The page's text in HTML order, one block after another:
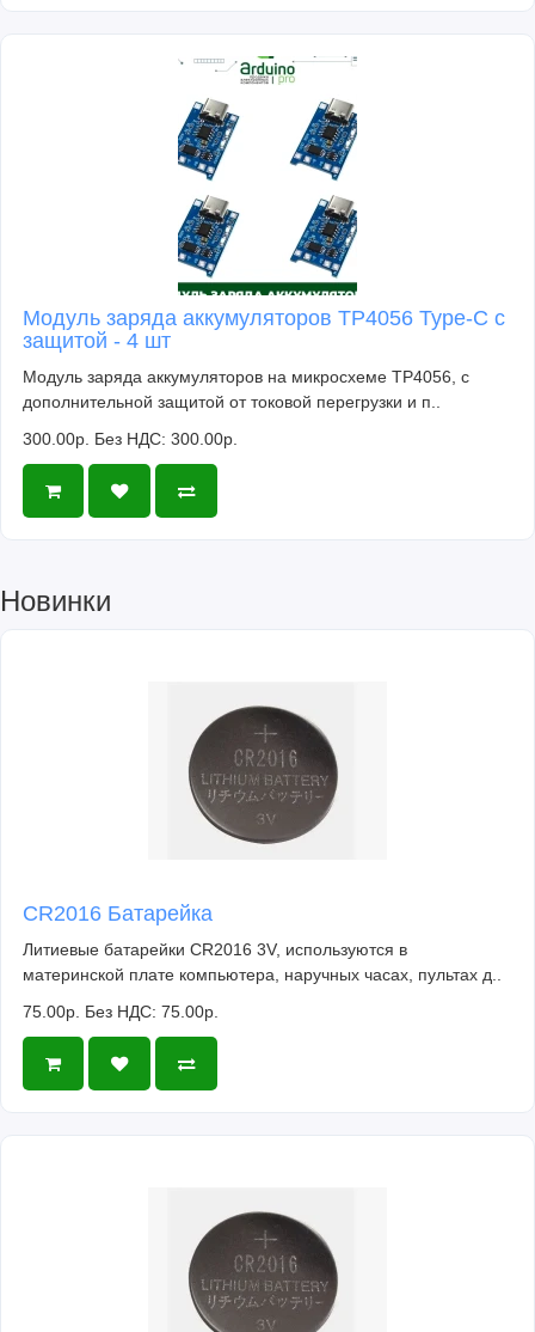
Модуль заряда аккумуляторов TP4056 Type-C с
защитой - 4 шт
Модуль заряда аккумуляторов на микросхеме TP4056, с
дополнительной защитой от токовой перегрузки и п..
300.00р. Без НДС: 300.00р.
Новинки
CR2016 Батарейка
Литиевые батарейки CR2016 3V, используются в
материнской плате компьютера, наручных часах, пультах д..
75.00р. Без НДС: 75.00р.